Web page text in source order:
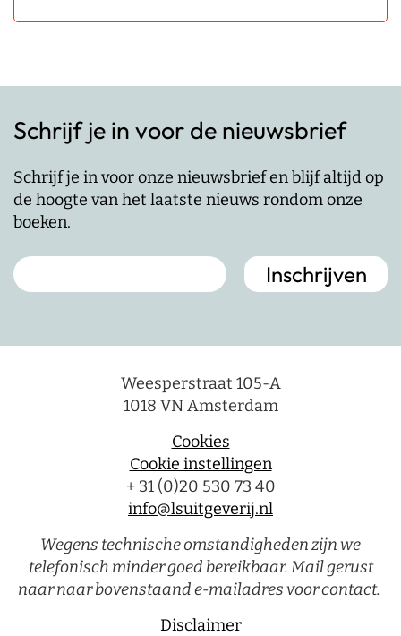
Schrijf je in voor de nieuwsbrief
Schrijf je in voor onze nieuwsbrief en blijf altijd op
de hoogte van het laatste nieuws rondom onze
boeken.
Weesperstraat 105-A
1018 VN Amsterdam
Cookies
Cookie instellingen
+ 31 (0)20 530 73 40
info@lsuitgeverij.nl
Wegens technische omstandigheden zijn we
telefonisch minder goed bereikbaar. Mail gerust
naar naar bovenstaand e-mailadres voor contact.
Disclaimer